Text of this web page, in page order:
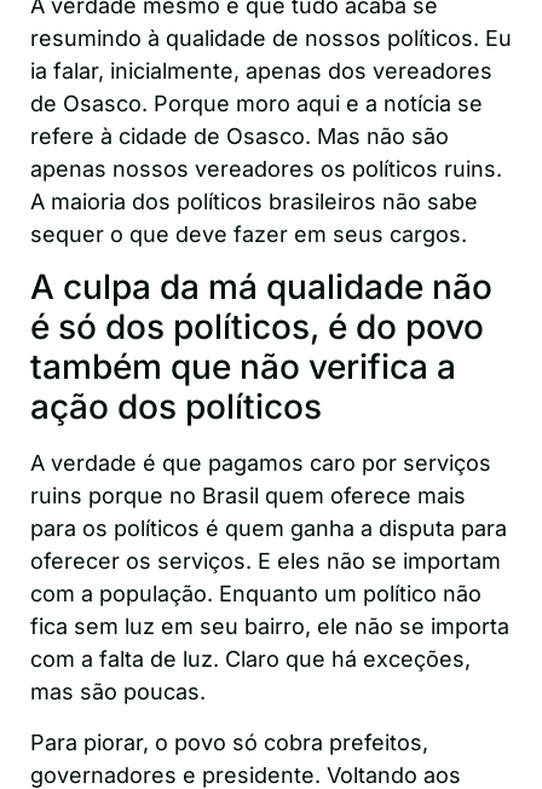
A verdade mesmo é que tudo acaba se
resumindo à qualidade de nossos políticos. Eu
ia falar, inicialmente, apenas dos vereadores
de Osasco. Porque moro aqui e a notícia se
refere à cidade de Osasco. Mas não são
apenas nossos vereadores os políticos ruins.
A maioria dos políticos brasileiros não sabe
sequer o que deve fazer em seus cargos.
A culpa da má qualidade não
é só dos políticos, é do povo
também que não verifica a
ação dos políticos
A verdade é que pagamos caro por serviços
ruins porque no Brasil quem oferece mais
para os políticos é quem ganha a disputa para
oferecer os serviços. E eles não se importam
com a população. Enquanto um político não
fica sem luz em seu bairro, ele não se importa
com a falta de luz. Claro que há exceções,
mas são poucas.
Para piorar, o povo só cobra prefeitos,
governadores e presidente. Voltando aos